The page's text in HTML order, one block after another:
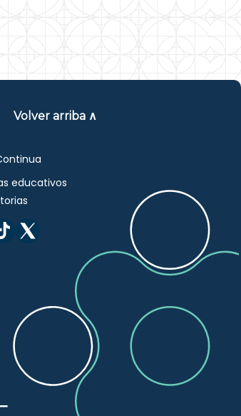
Volver arriba ∧
educativos